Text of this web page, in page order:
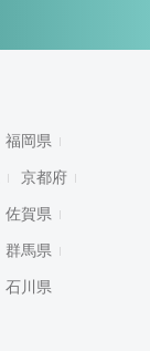
福岡県
京都府
佐賀県
群馬県
石川県